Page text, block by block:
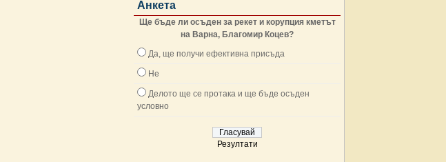
Анкета
Ще бъде ли осъден за рекет и корупция кметът
на Варна, Благомир Коцев?
Да, ще получи ефективна присъда
Не
Делото ще се протака и ще бъде осъден
условно
Резултати